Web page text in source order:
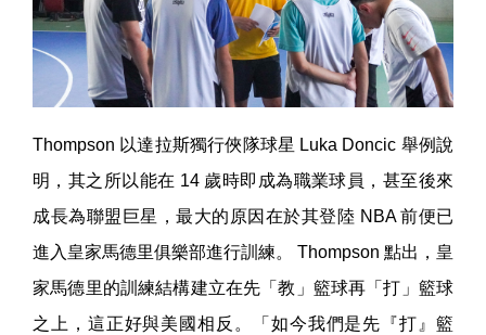
Thompson 以達拉斯獨行俠隊球星 Luka Doncic 舉例說
明，其之所以能在 14 歲時即成為職業球員，甚至後來
成長為聯盟巨星，最大的原因在於其登陸 NBA 前便已
進入皇家馬德里俱樂部進行訓練。 Thompson 點出，皇
家馬德里的訓練結構建立在先「教」籃球再「打」籃球
之上，這正好與美國相反。「如今我們是先『打』籃